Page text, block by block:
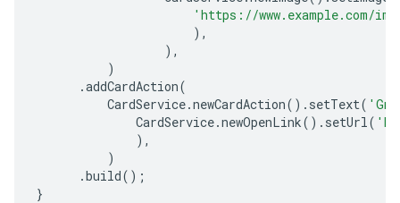
'https://www.example.com/
),
),
)
.addCardAction(
CardService.newCardAction(). setText(
CardService.newOpenLink(). setUrl(
),
)
.build();
}